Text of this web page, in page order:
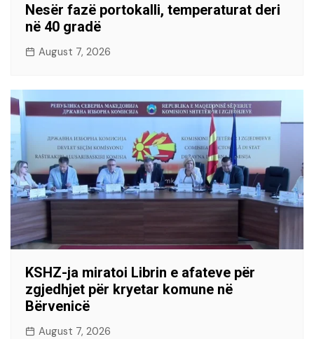
Nesër fazë portokalli, temperaturat deri
në 40 gradë
August 7, 2026
KSHZ-ja miratoi Librin e afateve për
zgjedhjet për kryetar komune në
Bërvenicë
August 7, 2026